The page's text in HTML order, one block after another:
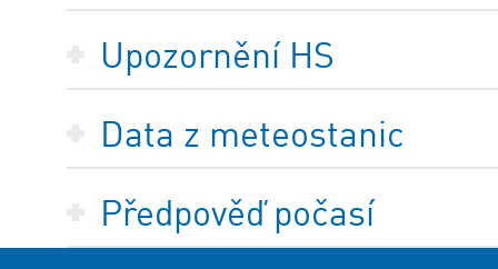
Upozornění HS
Data z meteostanic
Předpověď počasí